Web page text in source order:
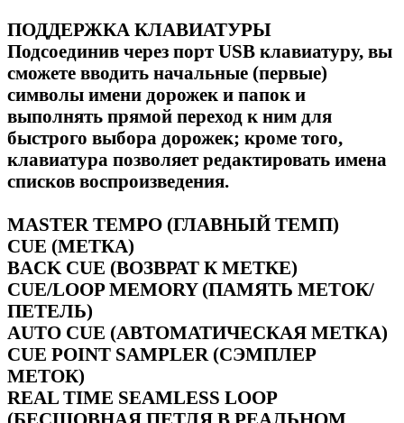
ПОДДЕРЖКА КЛАВИАТУРЫ
Подсоединив через порт USB клавиатуру, вы
сможете вводить начальные (первые)
символы имени дорожек и папок и
выполнять прямой переход к ним для
быстрого выбора дорожек; кроме того,
клавиатура позволяет редактировать имена
списков воспроизведения.
MASTER TEMPO (ГЛАВНЫЙ ТЕМП)
CUE (МЕТКА)
BACK CUE (ВОЗВРАТ К МЕТКЕ)
CUE/LOOP MEMORY (ПАМЯТЬ МЕТОК/
ПЕТЕЛЬ)
AUTO CUE (АВТОМАТИЧЕСКАЯ МЕТКА)
CUE POINT SAMPLER (СЭМПЛЕР
МЕТОК)
REAL TIME SEAMLESS LOOP